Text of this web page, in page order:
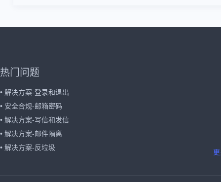
热门问题
• 解决方案-登录和退出
• 安全合规-邮箱密码
• 解决方案-写信和发信
• 解决方案-邮件隔离
• 解决方案-反垃圾